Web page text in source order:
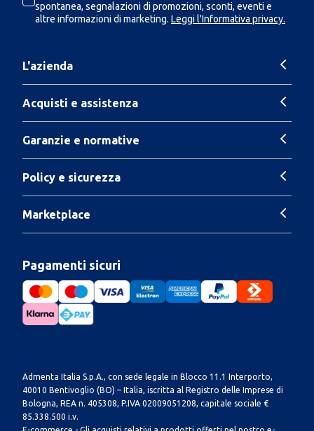
spontanea, segnalazioni di promozioni, sconti, eventi e
altre informazioni di marketing. Leggi l'Informativa privacy.
L'azienda
Acquisti e assistenza
Garanzie e normative
Policy e sicurezza
Marketplace
Pagamenti sicuri
Admenta Italia S.p.A., con sede legale in Blocco 11.1 Interporto,
40010 Bentivoglio (BO) – Italia, iscritta al Registro delle Imprese di
Bologna, REA n. 405308, P.IVA 02009051208, capitale sociale €
85.338.500 i.v.